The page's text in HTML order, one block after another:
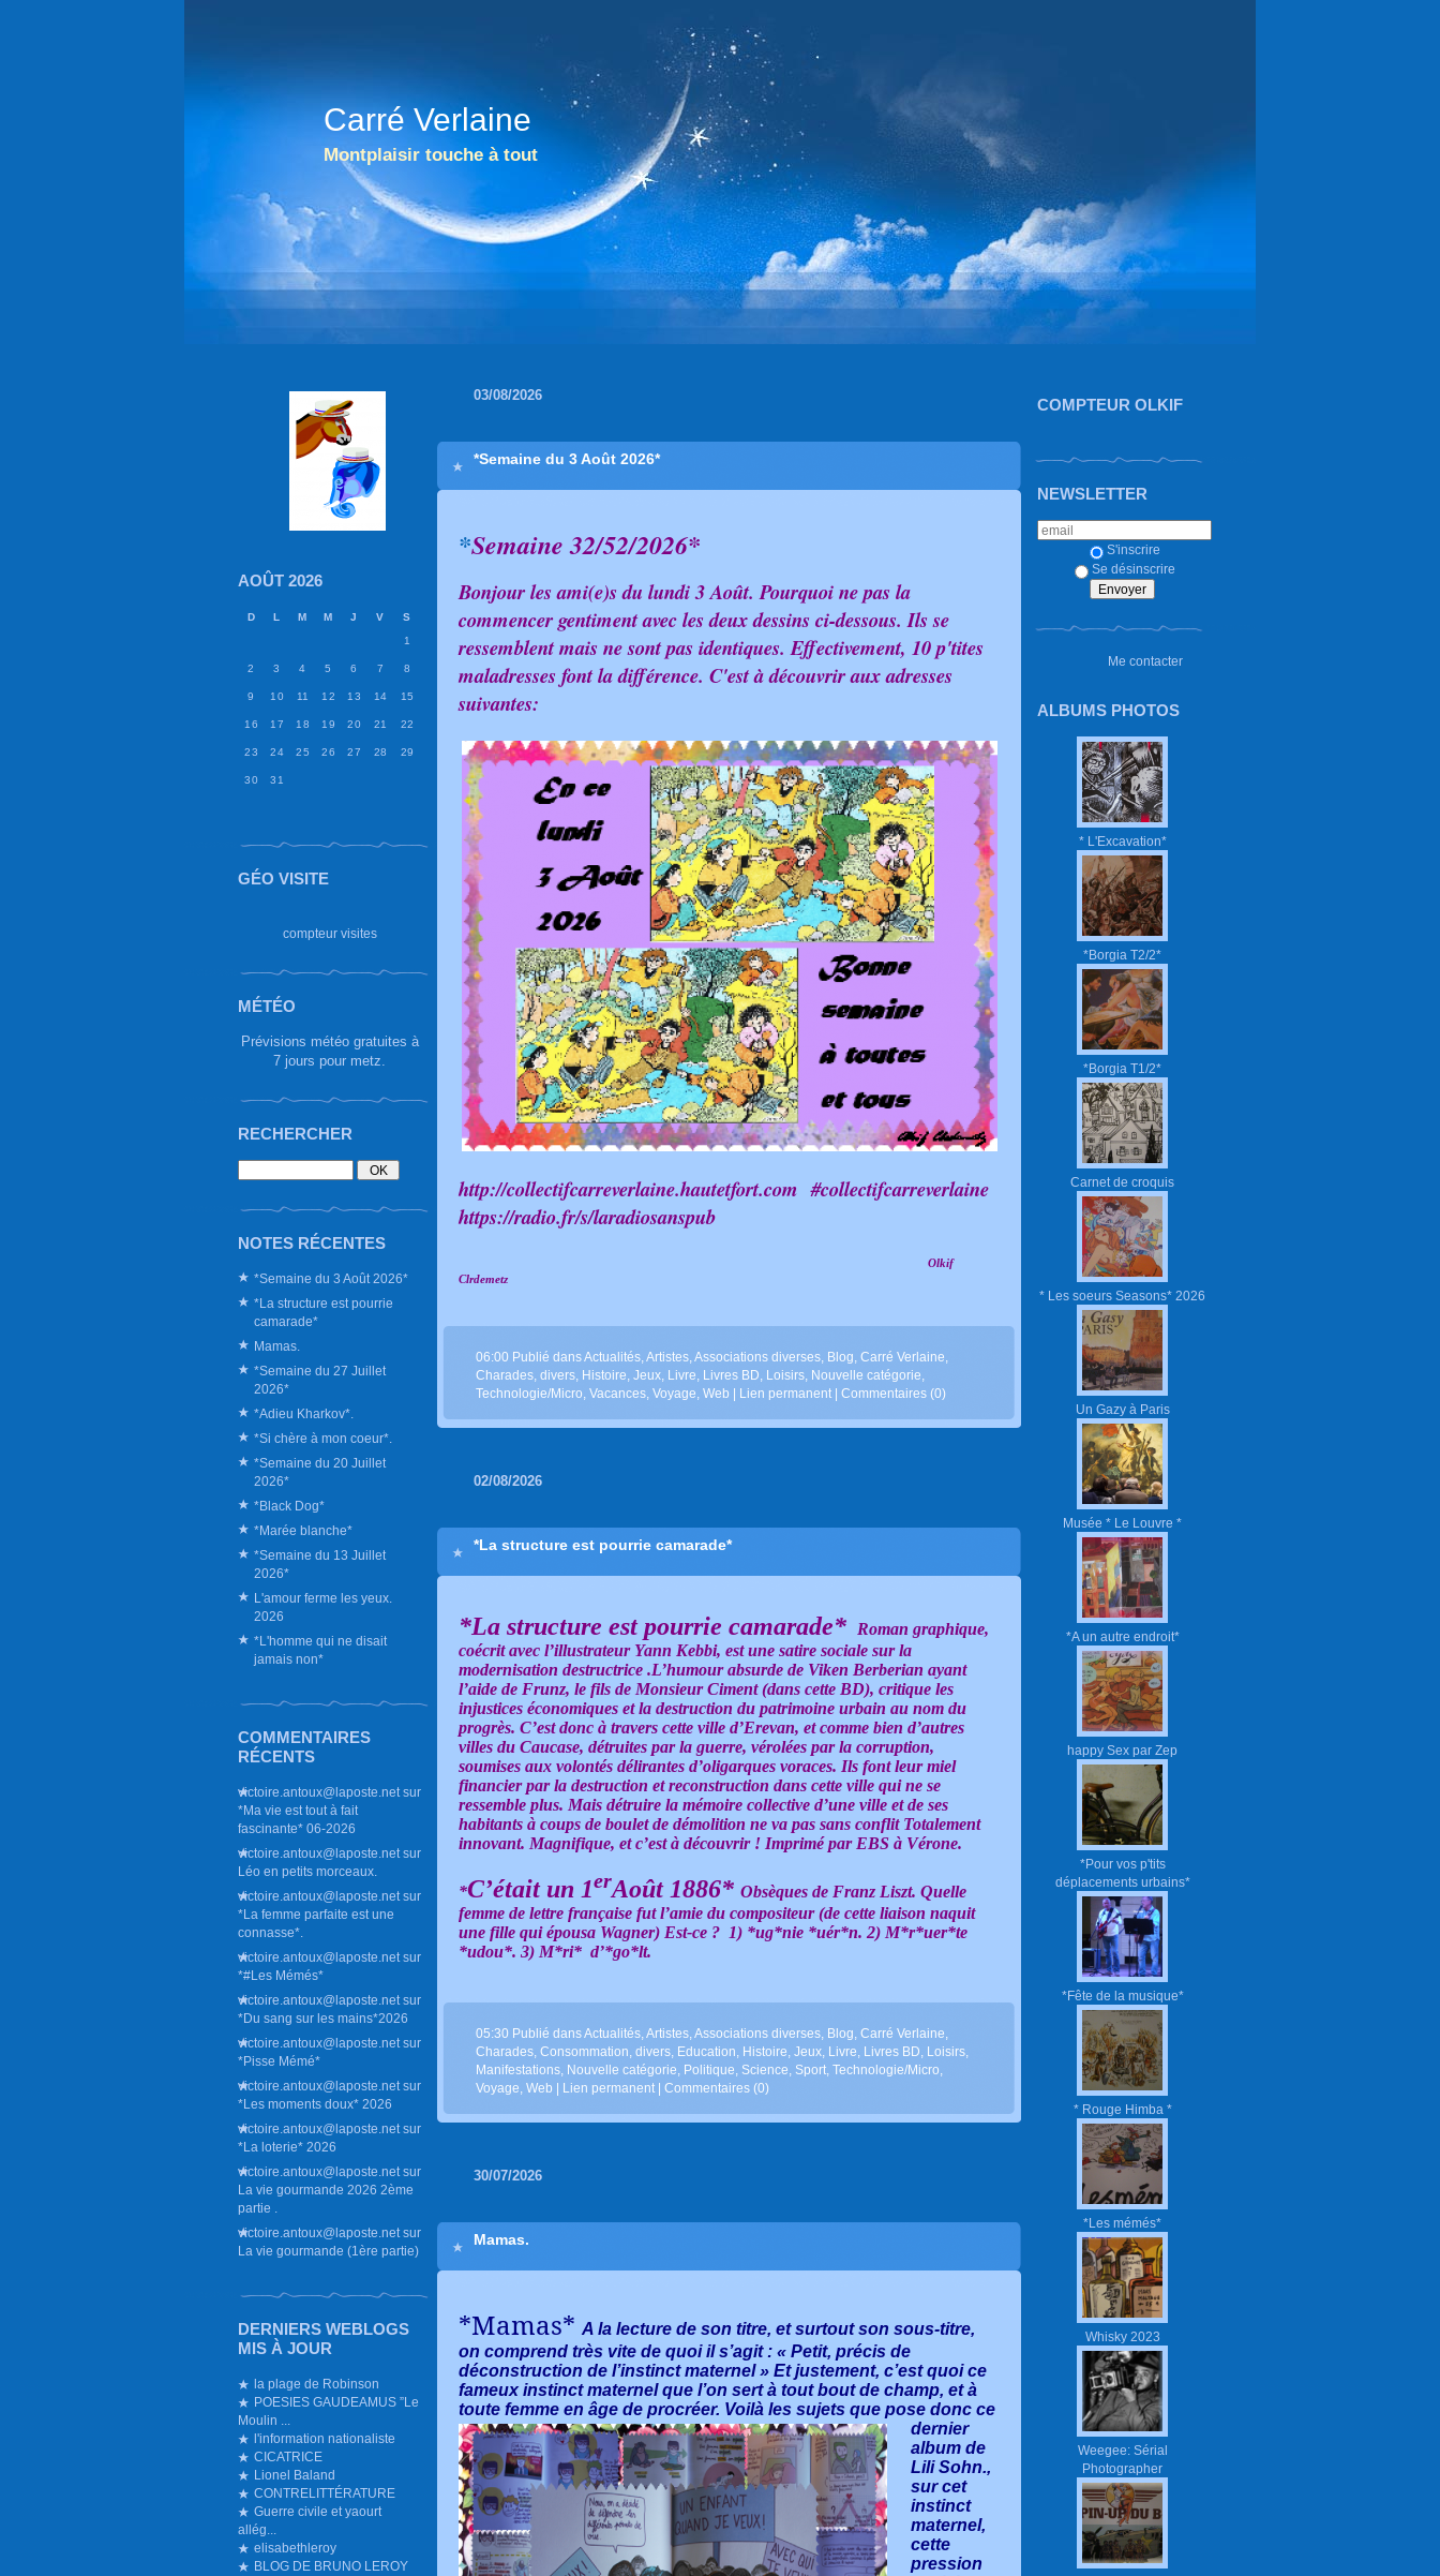
Carré Verlaine
Montplaisir touche à tout
AOÛT 2026
D L M M J V
S
1
2 3 4 5 6 7 8
9 10 11 12 13 14 15
16 17 18 19 20 21 22
23 24 25 26 27 28 29
30 31
GÉO VISITE
compteur visites
MÉTÉO
Prévisions météo gratuites à
7 jours pour metz.
RECHERCHER
NOTES RÉCENTES
*Semaine du 3 Août 2026*
*La structure est pourrie
camarade*
Mamas.
*Semaine du 27 Juillet
2026*
*Adieu Kharkov*.
*Si chère à mon coeur*.
*Semaine du 20 Juillet
2026*
*Black Dog*
*Marée blanche*
*Semaine du 13 Juillet
2026*
L'amour ferme les yeux.
2026
*L'homme qui ne disait
jamais non*
COMMENTAIRES
RÉCENTS
victoire.antoux@laposte.net sur
*Ma vie est tout à fait
fascinante* 06-2026
victoire.antoux@laposte.net sur
Léo en petits morceaux.
victoire.antoux@laposte.net sur
*La femme parfaite est une
connasse*.
victoire.antoux@laposte.net sur
*#Les Mémés*
victoire.antoux@laposte.net sur
*Du sang sur les mains*2026
victoire.antoux@laposte.net sur
*Pisse Mémé*
victoire.antoux@laposte.net sur
*Les moments doux* 2026
victoire.antoux@laposte.net sur
*La loterie* 2026
victoire.antoux@laposte.net sur
La vie gourmande 2026 2ème
partie .
victoire.antoux@laposte.net sur
La vie gourmande (1ère partie)
DERNIERS WEBLOGS
MIS À JOUR
la plage de Robinson
POESIES GAUDEAMUS ”Le
Moulin ...
l'information nationaliste
CICATRICE
Lionel Baland
CONTRELITTÉRATURE
Guerre civile et yaourt
allég...
elisabethleroy
BLOG DE BRUNO LEROY
COMPTEUR OLKIF
NEWSLETTER
S'inscrire
Se désinscrire
Me contacter
ALBUMS PHOTOS
* L'Excavation*
*Borgia T2/2*
*Borgia T1/2*
Carnet de croquis
* Les soeurs Seasons* 2026
Un Gazy à Paris
Musée * Le Louvre *
*A un autre endroit*
happy Sex par Zep
*Pour vos p'tits
déplacements urbains*
*Fête de la musique*
* Rouge Himba *
*Les mémés*
Whisky 2023
Weegee: Sérial
Photographer
03/08/2026
*Semaine du 3 Août 2026*
*Semaine 32/52/2026*
Bonjour les ami(e)s du lundi 3 Août. Pourquoi ne pas la
commencer gentiment avec les deux dessins ci-dessous. Ils se
ressemblent mais ne sont pas identiques. Effectivement, 10 p'tites
maladresses font la différence. C'est à découvrir aux adresses
suivantes:
http://collectifcarreverlaine.hautetfort.com #collectifcarreverlaine
https://radio.fr/s/laradiosanspub
Olkif
Clrdemetz
06:00 Publié dansActualités Artistes Associations diverses Blog Carré Verlaine
Charades divers Histoire Jeux Livre Livres BD Loisirs Nouvelle catégorie
Technologie/Micro Vacances Voyage Web Lien permanent Commentaires (0)
02/08/2026
*La structure est pourrie camarade*
*La structure est pourrie camarade* Roman graphique,
coécrit avec l’illustrateur Yann Kebbi, est une satire sociale sur la
modernisation destructrice .L’humour absurde de Viken Berberian ayant
l’aide de Frunz, le fils de Monsieur Ciment (dans cette BD), critique les
injustices économiques et la destruction du patrimoine urbain au nom du
progrès. C’est donc à travers cette ville d’Erevan, et comme bien d’autres
villes du Caucase, détruites par la guerre, vérolées par la corruption,
soumises aux volontés délirantes d’oligarques voraces. Ils font leur miel
financier par la destruction et reconstruction dans cette ville qui ne se
ressemble plus. Mais détruire la mémoire collective d’une ville et de ses
habitants à coups de boulet de démolition ne va pas sans conflit Totalement
innovant. Magnifique, et c’est à découvrir ! Imprimé par EBS à Vérone.
*C’était un 1erAoût 1886* Obsèques de Franz Liszt. Quelle
femme de lettre française fut l’amie du compositeur (de cette liaison naquit
une fille qui épousa Wagner) Est-ce ? 1) *ug*nie *uér*n. 2) M*r*uer*te
*udou*. 3) M*ri* d’*go*lt.
05:30 Publié dansActualités Artistes Associations diverses Blog Carré Verlaine
Charades Consommation divers Education Histoire Jeux Livre Livres BD Loisirs
Manifestations
Nouvelle catégorie Politique Science Sport Technologie/Micro
Voyage Web Lien permanent Commentaires (0)
30/07/2026
Mamas.
*Mamas* A la lecture de son titre, et surtout son sous-titre,
on comprend très vite de quoi il s’agit : « Petit, précis de
déconstruction de l’instinct maternel » Et justement, c’est quoi ce
fameux instinct maternel que l’on sert à tout bout de champ, et à
toute femme en âge de procréer. Voilà les sujets que pose donc ce
dernier
album de
Lili Sohn.,
sur cet
instinct
maternel,
cette
pression